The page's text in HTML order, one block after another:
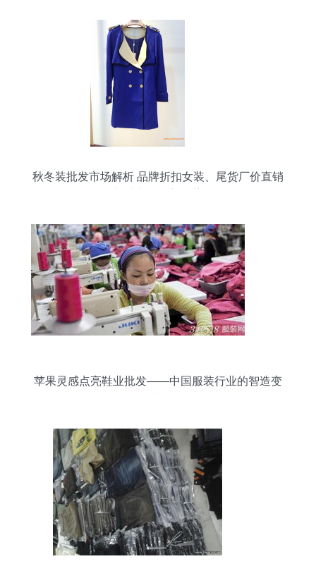
秋冬装批发市场解析 品牌折扣女装、尾货厂价直销
苹果灵感点亮鞋业批发——中国服装行业的智造变